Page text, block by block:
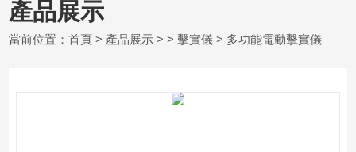
產品展示
當前位置：首頁 > 產品展示 > > 擊實儀 > 多功能電動擊實儀